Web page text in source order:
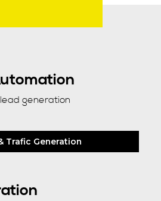
generation
Trafic Generation